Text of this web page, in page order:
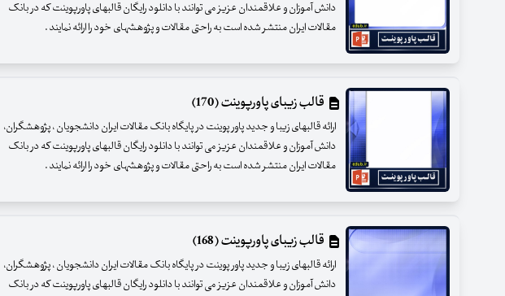
دانش آموزان و علاقمندان عزیز می توانند با دانلود رایگان قالبهای پاورپوینت که در بانک
مقالات ایران منتشر شده است به راحتی مقالات و پژوهشهای خود را ارائه نمایند .
قالب زیبای پاورپوینت (170)
ارائه قالبهای زیبا و جدید پاور پوینت در پایگاه بانک مقالات ایران دانشجویان ، پژوهشگران،
دانش آموزان و علاقمندان عزیز می توانند با دانلود رایگان قالبهای پاورپوینت که در بانک
مقالات ایران منتشر شده است به راحتی مقالات و پژوهشهای خود را ارائه نمایند .
قالب زیبای پاورپوینت (168)
ارائه قالبهای زیبا و جدید پاور پوینت در پایگاه بانک مقالات ایران دانشجویان ، پژوهشگران،
دانش آموزان و علاقمندان عزیز می توانند با دانلود رایگان قالبهای پاورپوینت که در بانک